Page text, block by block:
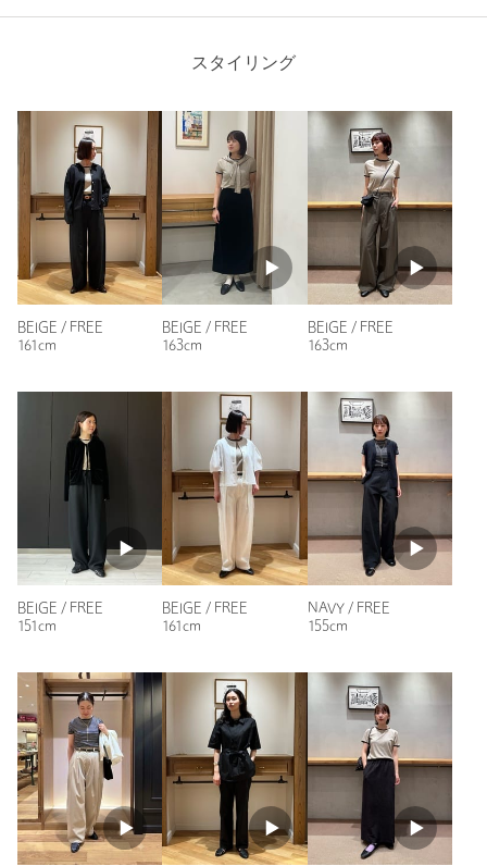
購入。インナーとしても大活躍しました。今年もヘビロテ間違
女性
身長：
160cm
普段の着用サイズ：
6人が参考になったと回答
参考になった
ニックネーム： UNI
投稿日： 2026年4月21日
購入サイズ：FREE
購入カラー：BEIGE
購入商品のサイズ感：
ちょうどよい
昨年茶色に水色の縁取りのを購入して着心地がとても良かった
ので、今年色違いをネットで見て直ぐにお取り置きして購入し
ました。大好きな色合いなので、楽しみです。
性別：女性
身長：
6人が参考になったと回答
参考になった
スタイリング
BEIGE / FREE
161cm
BEIGE / FREE
163cm
BEIGE / FREE
163cm
BEIGE / FREE
151cm
BEIGE / FREE
161cm
NAVY / FREE
155cm